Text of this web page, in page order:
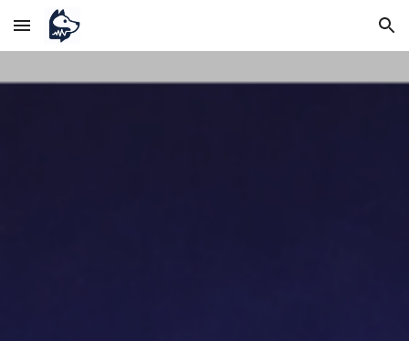
Skip to main content Skip to navigation